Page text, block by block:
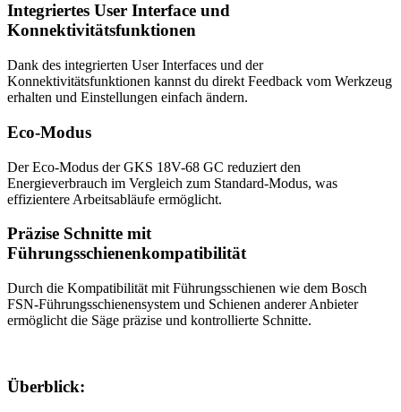
Integriertes User Interface und
Konnektivitätsfunktionen
Dank des integrierten User Interfaces und der
Konnektivitätsfunktionen kannst du direkt Feedback vom Werkzeug
erhalten und Einstellungen einfach ändern.
Eco-Modus
Der Eco-Modus der GKS 18V-68 GC reduziert den
Energieverbrauch im Vergleich zum Standard-Modus, was
effizientere Arbeitsabläufe ermöglicht.
Präzise Schnitte mit
Führungsschienenkompatibilität
Durch die Kompatibilität mit Führungsschienen wie dem Bosch
FSN-Führungsschienensystem und Schienen anderer Anbieter
ermöglicht die Säge präzise und kontrollierte Schnitte.
Überblick: